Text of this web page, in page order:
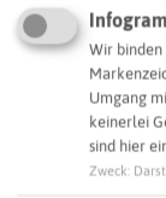
ÖPNV-
Infogram
Wir
Umgang
keinerlei
sind hier
Zweck